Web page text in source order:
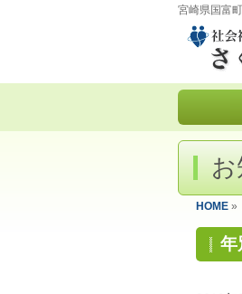
宮崎県国富
お
HOME »
年